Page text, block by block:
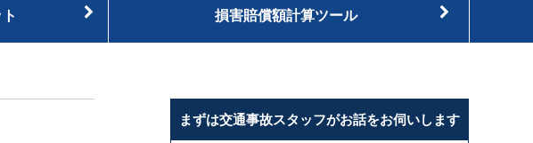
損害賠償額計算ツール
まずは交通事故スタッフがお話をお伺いします